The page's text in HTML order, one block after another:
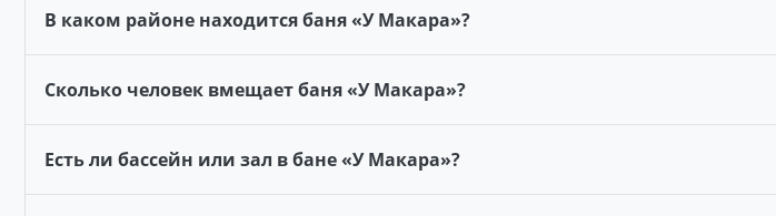
В каком районе находится баня «У Макара»?
Сколько человек вмещает баня «У Макара»?
Есть ли бассейн или зал в бане «У Макара»?